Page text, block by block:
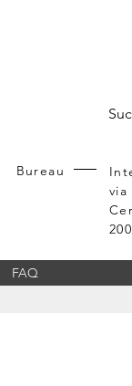
Bureau
via
FAQ